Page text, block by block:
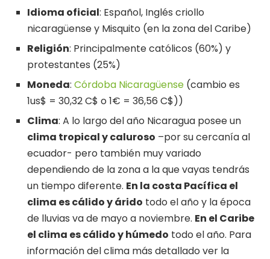
Idioma oficial: Español, Inglés criollo
nicaragüense y Misquito (en la zona del Caribe)
Religión: Principalmente católicos (60%) y
protestantes (25%)
Moneda: Córdoba Nicaragüense (cambio es
1us$ = 30,32 C$ o 1€ = 36,56 C$))
Clima: A lo largo del año Nicaragua posee un
clima tropical y caluroso –por su cercanía al
ecuador- pero también muy variado
dependiendo de la zona a la que vayas tendrás
un tiempo diferente. En la costa Pacífica el
clima es cálido y árido todo el año y la época
de lluvias va de mayo a noviembre. En el Caribe
el clima es cálido y húmedo todo el año. Para
información del clima más detallado ver la